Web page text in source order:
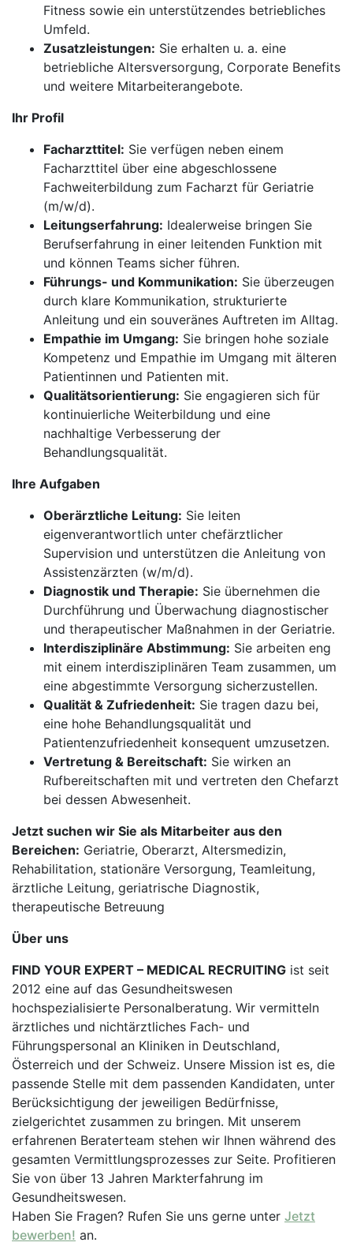
Fitness sowie ein unterstützendes betriebliches
Umfeld.
Zusatzleistungen: Sie erhalten u. a. eine
betriebliche Altersversorgung, Corporate Benefits
und weitere Mitarbeiterangebote.
Ihr Profil
Facharzttitel: Sie verfügen neben einem
Facharzttitel über eine abgeschlossene
Fachweiterbildung zum Facharzt für Geriatrie
(m/w/d).
Leitungserfahrung: Idealerweise bringen Sie
Berufserfahrung in einer leitenden Funktion mit
und können Teams sicher führen.
Führungs- und Kommunikation: Sie überzeugen
durch klare Kommunikation, strukturierte
Anleitung und ein souveränes Auftreten im Alltag.
Empathie im Umgang: Sie bringen hohe soziale
Kompetenz und Empathie im Umgang mit älteren
Patientinnen und Patienten mit.
Qualitätsorientierung: Sie engagieren sich für
kontinuierliche Weiterbildung und eine
nachhaltige Verbesserung der
Behandlungsqualität.
Ihre Aufgaben
Oberärztliche Leitung: Sie leiten
eigenverantwortlich unter chefärztlicher
Supervision und unterstützen die Anleitung von
Assistenzärzten (w/m/d).
Diagnostik und Therapie: Sie übernehmen die
Durchführung und Überwachung diagnostischer
und therapeutischer Maßnahmen in der Geriatrie.
Interdisziplinäre Abstimmung: Sie arbeiten eng
mit einem interdisziplinären Team zusammen, um
eine abgestimmte Versorgung sicherzustellen.
Qualität & Zufriedenheit: Sie tragen dazu bei,
eine hohe Behandlungsqualität und
Patientenzufriedenheit konsequent umzusetzen.
Vertretung & Bereitschaft: Sie wirken an
Rufbereitschaften mit und vertreten den Chefarzt
bei dessen Abwesenheit.
Jetzt suchen wir Sie als Mitarbeiter aus den
Bereichen: Geriatrie, Oberarzt, Altersmedizin,
Rehabilitation, stationäre Versorgung, Teamleitung,
ärztliche Leitung, geriatrische Diagnostik,
therapeutische Betreuung
Über uns
FIND YOUR EXPERT – MEDICAL RECRUITING ist seit
2012 eine auf das Gesundheitswesen
hochspezialisierte Personalberatung. Wir vermitteln
ärztliches und nichtärztliches Fach- und
Führungspersonal an Kliniken in Deutschland,
Österreich und der Schweiz. Unsere Mission ist es, die
passende Stelle mit dem passenden Kandidaten, unter
Berücksichtigung der jeweiligen Bedürfnisse,
zielgerichtet zusammen zu bringen. Mit unserem
erfahrenen Beraterteam stehen wir Ihnen während des
gesamten Vermittlungsprozesses zur Seite. Profitieren
Sie von über 13 Jahren Markterfahrung im
Gesundheitswesen.
Haben Sie Fragen? Rufen Sie uns gerne unter Jetzt
bewerben! an.